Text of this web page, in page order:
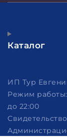
Каталог
ИП Тур
Режим работы:
до 22:00